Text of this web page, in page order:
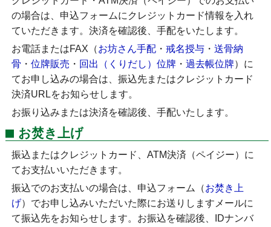
の場合は、申込フォームにクレジットカード情報を入れ
ていただきます。決済を確認後、手配をいたします。
お電話またはFAX（お坊さん手配 ・戒名授与 ・送骨納
骨 ・位牌販売 ・ 回出（くりだし）位牌 ・過去帳位牌）に
てお申し込みの場合は、振込先またはクレジットカード
決済URLをお知らせします。
お振り込みまたは決済を確認後、手配いたします。
お焚き上げ
振込またはクレジットカード、ATM決済（ペイジー）に
てお支払いいただきます。
振込でのお支払いの場合は、申込フォーム（お焚き上
げ）でお申し込みいただいた際にお送りしますメールに
て振込先をお知らせします。お振込を確認後、IDナンバ